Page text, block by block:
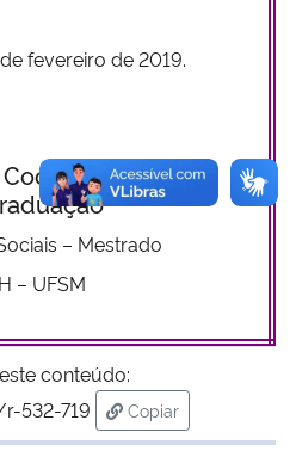
fevereiro de 2019.
do
– Mestrado
– UFSM
conteúdo:
532-719
Copiar
para área de